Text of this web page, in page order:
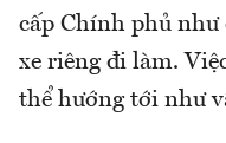
cấp Chính phủ
xe riêng đi làm.
thể hướng tới như